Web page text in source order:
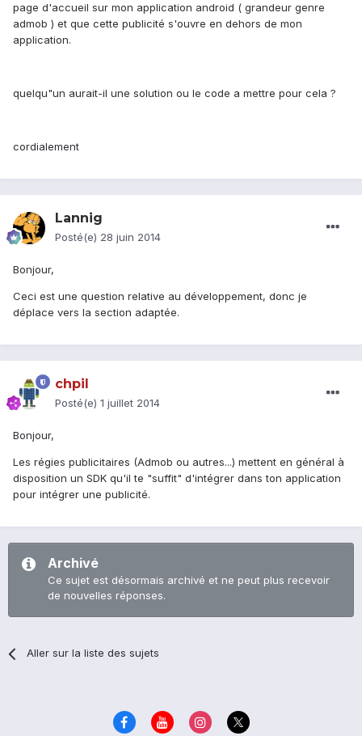
page d'accueil sur mon application android ( grandeur genre
admob ) et que cette publicité s'ouvre en dehors de mon
application.
quelqu"un aurait-il une solution ou le code a mettre pour cela ?
cordialement
Lannig
Posté(e) 28 juin 2014
Bonjour,
Ceci est une question relative au développement, donc je
déplace vers la section adaptée.
chpil
Posté(e) 1 juillet 2014
Bonjour,
Les régies publicitaires (Admob ou autres...) mettent en général à
disposition un SDK qu'il te "suffit" d'intégrer dans ton application
pour intégrer une publicité.
Archivé
Ce sujet est désormais archivé et ne peut plus recevoir
de nouvelles réponses.
Aller sur la liste des sujets